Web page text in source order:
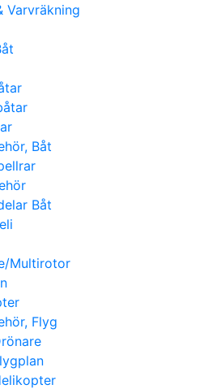
Varvräkning
Båt
Båt
Multirotor
Flyg